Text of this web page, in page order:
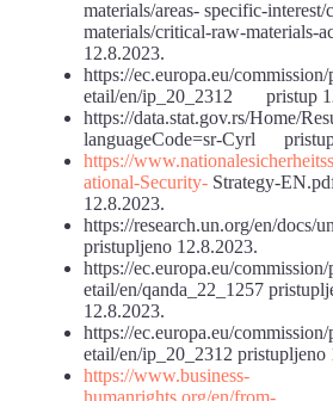
materials/areas- specific-
materials/critical-raw-materials-
12.8.2023.
https://ec.europa.eu/commission/
etail/en/ip_20_2312 pristup
https://data.stat.gov.rs/Home/
languageCode=sr-Cyrl
https://
ational-Security- Strategy-
12.8.2023.
https://research.un.org/en/docs/
pristupljeno 12.8.2023.
https://ec.europa.eu/commission/
etail/en/qanda_22_1257
12.8.2023.
https://ec.europa.eu/commission/
etail/en/ip_20_2312 pristupljeno
https://www.business-
humanrights.org/en/from-